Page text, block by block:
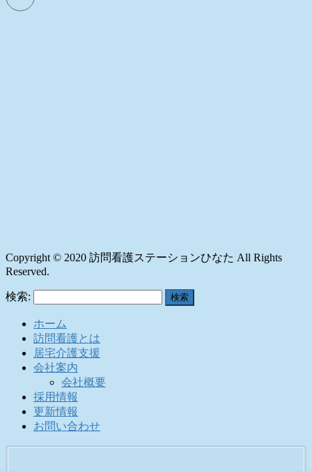
Copyright © 2020 訪問看護ステーションひなた All Rights
Reserved.
検索:
ホーム
訪問看護とは
居宅介護支援
会社案内
会社概要
採用情報
更新情報
お問い合わせ